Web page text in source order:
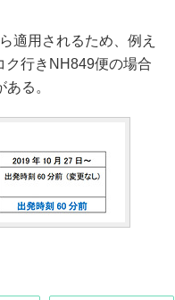
適用されるため、例え
ク行きNH849便の場合
る。